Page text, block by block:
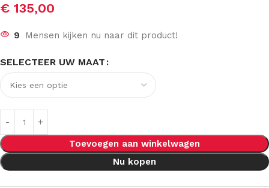
€ 135,00
9 Mensen kijken nu naar dit product!
SELECTEER UW MAAT
Toevoegen aan winkelwagen
Nu kopen